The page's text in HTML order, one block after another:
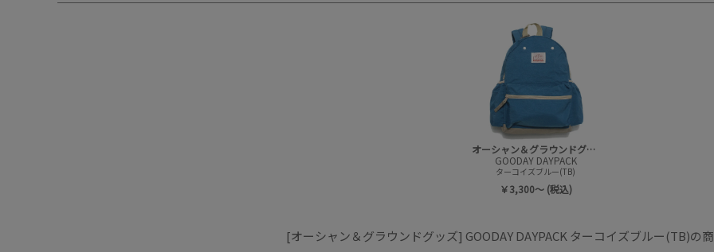
オーシャン＆グラウンドグッズ
GOODAY DAYPACK
ターコイズブルー(TB)
￥3,300～ (税込)
[オーシャン＆グラウンドグッズ] GOODAY DAYPACK ターコイズブルー(TB)の